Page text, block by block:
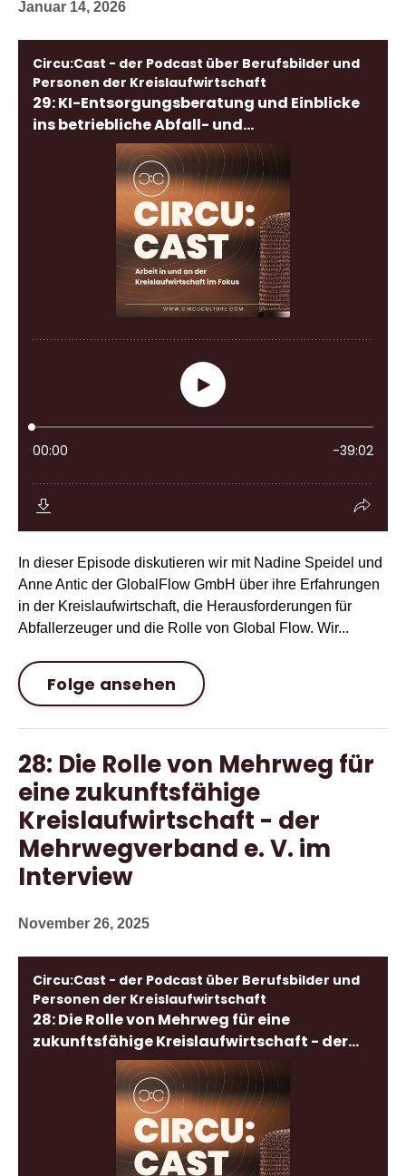
Januar 14, 2026
In dieser Episode diskutieren wir mit Nadine Speidel und
Anne Antic der GlobalFlow GmbH über ihre Erfahrungen
in der Kreislaufwirtschaft, die Herausforderungen für
Abfallerzeuger und die Rolle von Global Flow. Wir...
Folge ansehen
28: Die Rolle von Mehrweg für
eine zukunftsfähige
Kreislaufwirtschaft - der
Mehrwegverband e. V. im
Interview
November 26, 2025